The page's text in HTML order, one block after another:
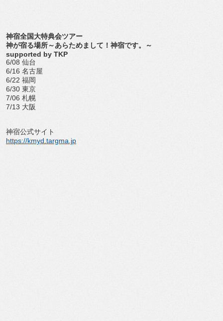
神宿全国大特典会ツアー
神が宿る場所～あらためまして！神宿です。～
supported by TKP
6/08 仙台
6/16 名古屋
6/22 福岡
6/30 東京
7/06 札幌
7/13 大阪
神宿公式サイト
https://kmyd.targma.jp